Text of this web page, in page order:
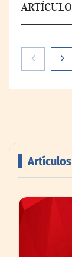
evitar la
prevenir